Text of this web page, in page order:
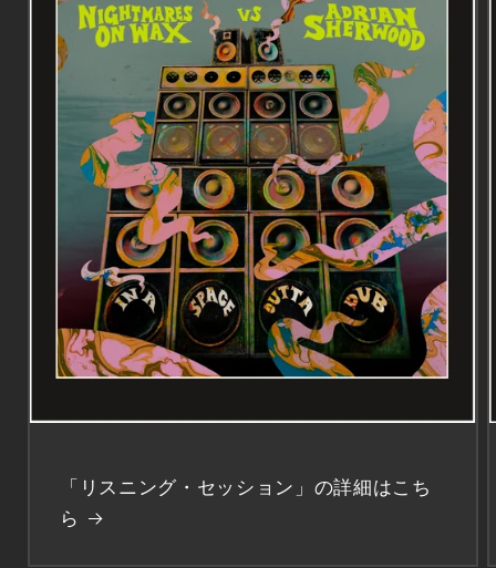
「リスニング・セッション」の詳細はこち
ら